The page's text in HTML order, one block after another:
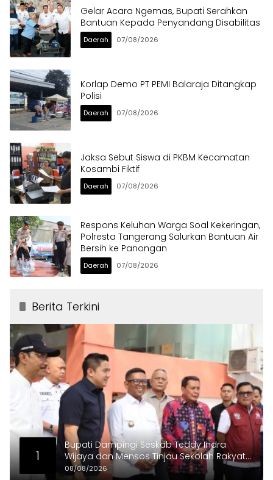
Gelar Acara Ngemas, Bupati Serahkan
Bantuan Kepada Penyandang Disabilitas
Daerah 07/08/2026
Korlap Demo PT PEMI Balaraja Ditangkap
Polisi
Daerah 07/08/2026
Jaksa Sebut Siswa di PKBM Kecamatan
Kosambi Fiktif
Daerah 07/08/2026
Respons Keluhan Warga Soal Kekeringan,
Polresta Tangerang Salurkan Bantuan Air
Bersih ke Panongan
Daerah 07/08/2026
Berita Terkini
1
Bupati Dampingi Seskab Teddy Indra
Wijaya dan Mensos Tinjau Sekolah Rakyat
di Curug
08/08/2026